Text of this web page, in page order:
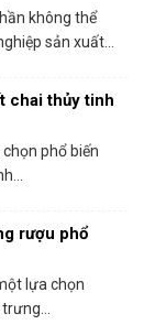
không thể
sản xuất...
chai thủy tinh
phổ biến
rượu phổ
lựa chọn